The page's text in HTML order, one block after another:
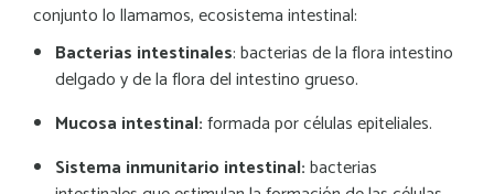
conjunto lo llamamos, ecosistema intestinal:
Bacterias intestinales: bacterias de la flora intestino
delgado y de la flora del intestino grueso.
Mucosa intestinal:formada por células epiteliales.
Sistema inmunitario intestinal:bacterias